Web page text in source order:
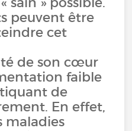
peuvent être
cet
de son cœur
faible
de
En effet,
maladies